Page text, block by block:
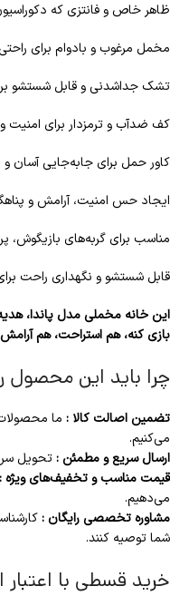
ظاهر خاص و فانتزی که
مخمل مرغوب و بادوام برای
تشک جداشدنی و قابل شستشو
کف ضدآب و ترمزدار برای امنیت
کاور حمل برای جابه‌جایی آسان
ایجاد حس امنیت، آرامش و
مناسب برای گربه‌های بازیگوش،
قابل شستشو و نگهداری راحت
این خانه مخملی مدل پاندا،
بازی کنه، هم استراحت، هم آرامش
چرا باید این محصول
تضمین اصالت کالا : ما
می‌کنیم.
ارسال سریع و مطمئن :تحویل
قیمت مناسب و تخفیف‌های ویژه :
می‌دهیم.
مشاوره تخصصی رایگان :
شما توصیه کنند.
خرید قسطی با